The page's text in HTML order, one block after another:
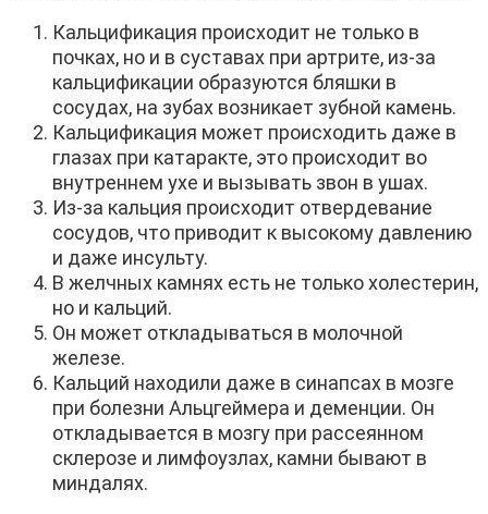
Кальцификация происходит не только в
почках, но и в суставах при артрите, из-за
кальцификации образуются бляшки в
сосудах, на зубах возникает зубной камень.
Кальцификация может происходить даже в
глазах при катаракте, это происходит во
внутреннем ухе и вызывать звон в ушах.
Из-за кальция происходит отвердевание
сосудов, что приводит к высокому давлению
и даже инсульту.
В желчных камнях есть не только холестерин,
но и кальций.
Он может откладываться в молочной
железе.
Кальций находили даже в синапсах в мозге
при болезни Альцгеймера и деменции. Он
откладывается в мозгу при рассеянном
склерозе и лимфоузлах, камни бывают в
миндалях.